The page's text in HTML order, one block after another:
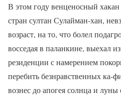
В этом году венценосный
стран султан Сулайман-хан,
возраст, на то, что болел
восседая в паланкине, выехал
резиденции с намерением
перебить безнравственных ка-
вознес до апогея солнца и